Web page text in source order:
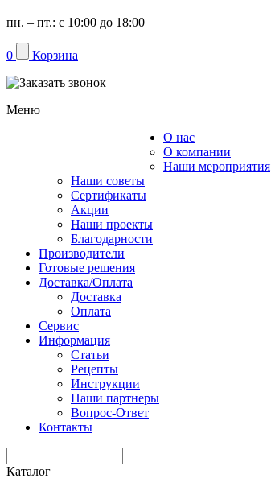
пн. – пт.: с 10:00 до 18:00
0 Корзина
Меню
О нас
О компании
Наши мероприятия
Наши советы
Сертификаты
Акции
Наши проекты
Благодарности
Производители
Готовые решения
Доставка/Оплата
Доставка
Оплата
Сервис
Информация
Статьи
Рецепты
Инструкции
Наши партнеры
Вопрос-Ответ
Контакты
Каталог